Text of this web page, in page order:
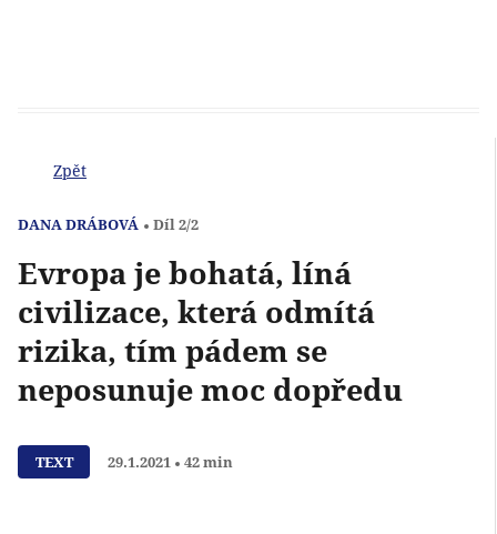
Zpět
DANA DRÁBOVÁ Díl 2/2
Evropa je bohatá, líná
civilizace, která odmítá
rizika, tím pádem se
neposunuje moc dopředu
TEXT 29.1.2021 42 min